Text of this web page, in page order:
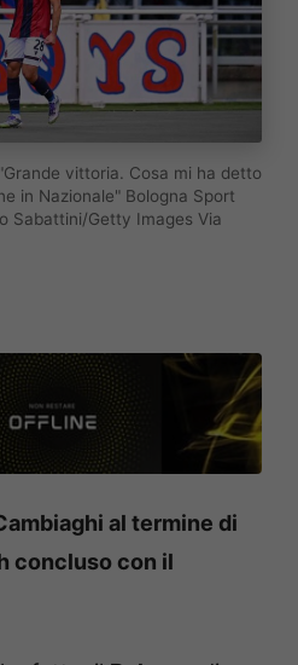
vittoria. Cosa mi ha detto
in Nazionale" Bologna Sport
Sabattini/Getty Images Via
al termine di
concluso con il